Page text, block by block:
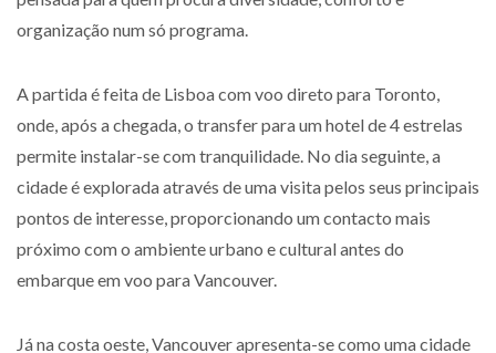
organização num só programa.
A partida é feita de Lisboa com voo direto para Toronto,
onde, após a chegada, o transfer para um hotel de 4 estrelas
permite instalar-se com tranquilidade. No dia seguinte, a
cidade é explorada através de uma visita pelos seus principais
pontos de interesse, proporcionando um contacto mais
próximo com o ambiente urbano e cultural antes do
embarque em voo para Vancouver.
Já na costa oeste, Vancouver apresenta-se como uma cidade